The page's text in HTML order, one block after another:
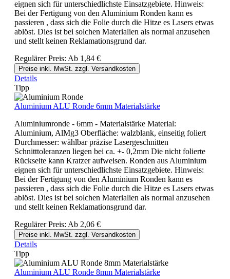
eignen sich für unterschiedlichste Einsatzgebiete. Hinweis:
Bei der Fertigung von den Aluminium Ronden kann es
passieren , dass sich die Folie durch die Hitze es Lasers etwas
ablöst. Dies ist bei solchen Materialien als normal anzusehen
und stellt keinen Reklamationsgrund dar.
Regulärer Preis: Ab 1,84 €
Preise inkl. MwSt. zzgl. Versandkosten
Details
Tipp
Aluminium ALU Ronde 6mm Materialstärke
Aluminiumronde - 6mm - Materialstärke Material:
Aluminium, AlMg3 Oberfläche: walzblank, einseitig foliert
Durchmesser: wählbar präzise Lasergeschnitten
Schnitttoleranzen liegen bei ca. +- 0,2mm Die nicht folierte
Rückseite kann Kratzer aufweisen. Ronden aus Aluminium
eignen sich für unterschiedlichste Einsatzgebiete. Hinweis:
Bei der Fertigung von den Aluminium Ronden kann es
passieren , dass sich die Folie durch die Hitze es Lasers etwas
ablöst. Dies ist bei solchen Materialien als normal anzusehen
und stellt keinen Reklamationsgrund dar.
Regulärer Preis: Ab 2,06 €
Preise inkl. MwSt. zzgl. Versandkosten
Details
Tipp
Aluminium ALU Ronde 8mm Materialstärke